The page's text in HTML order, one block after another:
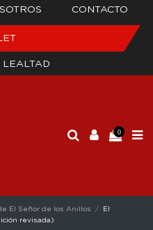
CONTACTO
LEALTAD
0
El Señor de los Anillos
El
revisada)